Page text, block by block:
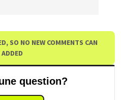
SO NO NEW COMMENTS CAN
ADDED
question?